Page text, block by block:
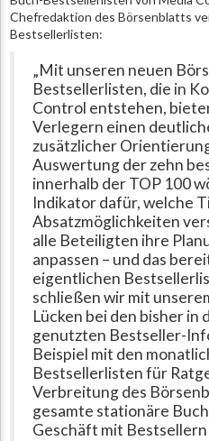
Chefredaktion des Börsenblatts
Bestsellerlisten:
„Mit unseren neuen
Bestsellerlisten, die in
Control entstehen,
Verlegern einen
zusätzlicher
Auswertung der zehn
innerhalb der TOP 100
Indikator dafür, welche
Absatzmöglichkeiten
alle Beteiligten ihre
anpassen – und das
eigentlichen
schließen wir mit
Lücken bei den bisher in
genutzten Bestseller-
Beispiel mit den
Bestsellerlisten für
Verbreitung des
gesamte stationäre
Geschäft mit Bestsellern